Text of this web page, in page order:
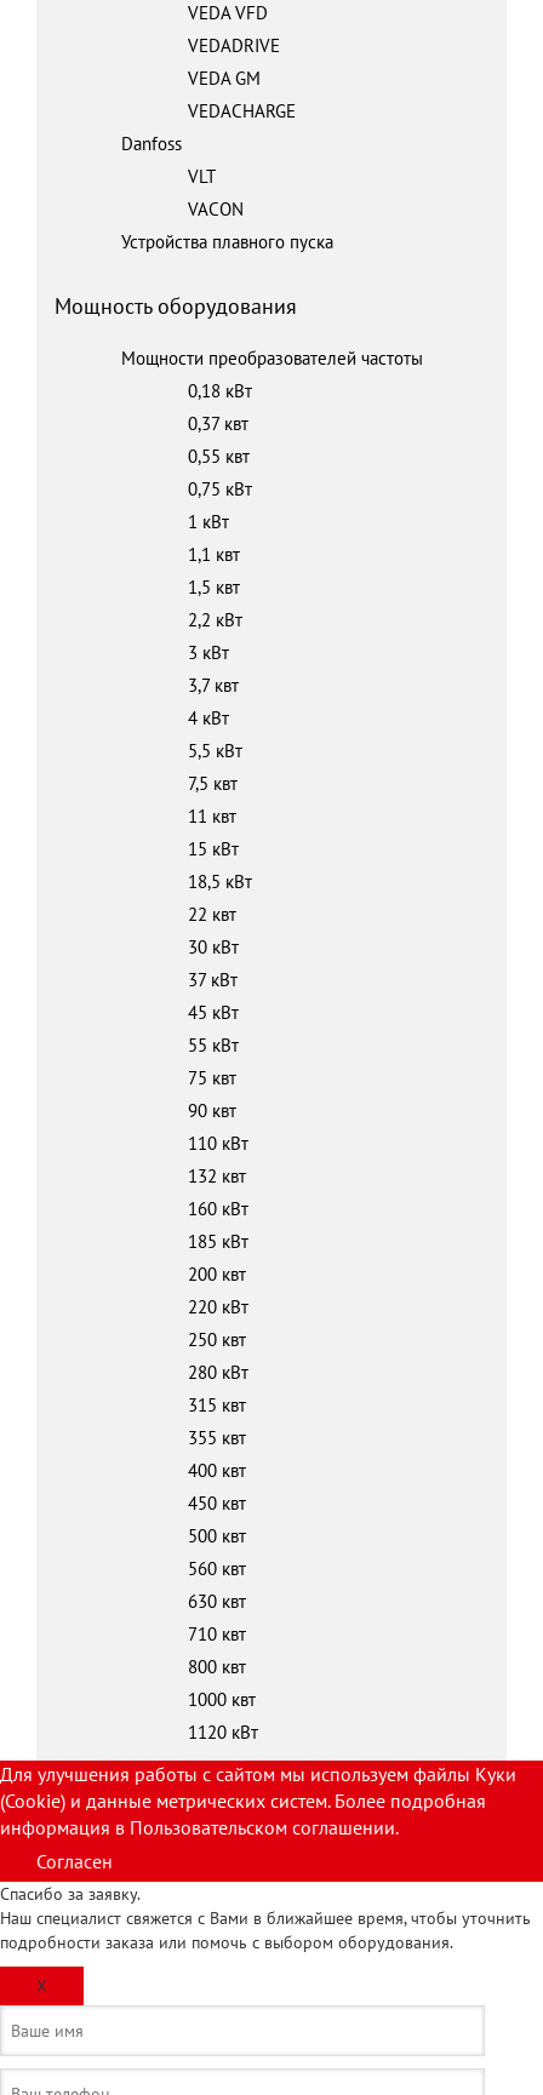
VEDA VFD
VEDADRIVE
VEDA GM
VEDACHARGE
Danfoss
VLT
VACON
Устройства плавного пуска
Мощность оборудования
Мощности преобразователей частоты
0,18 кВт
0,37 квт
0,55 квт
0,75 кВт
1 кВт
1,1 квт
1,5 квт
2,2 кВт
3 кВт
3,7 квт
4 кВт
5,5 кВт
7,5 квт
11 квт
15 кВт
18,5 кВт
22 квт
30 кВт
37 кВт
45 кВт
55 кВт
75 квт
90 квт
110 кВт
132 квт
160 кВт
185 кВт
200 квт
220 кВт
250 квт
280 кВт
315 квт
355 квт
400 квт
450 квт
500 квт
560 квт
630 квт
710 квт
800 квт
1000 квт
1120 кВт
Для улучшения работы с сайтом мы используем файлы Куки
(Cookie) и данные метрических систем. Более подробная
информация в Пользовательском соглашении.
Согласен
Спасибо за заявку.
Наш специалист свяжется с Вами в ближайшее время, чтобы уточнить
подробности заказа или помочь с выбором оборудования.
X